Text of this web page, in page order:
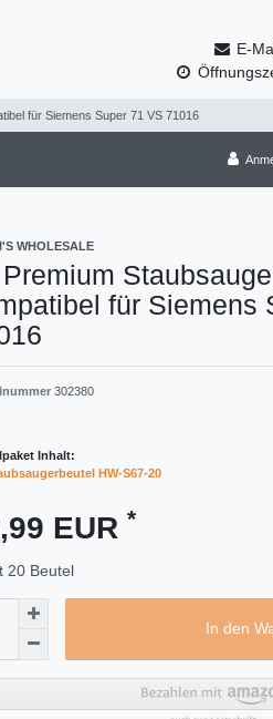
E-
für Siemens Super 71 VS 71016
WHOLESALE
für Siemens
302380
Inhalt:
HW-S67-20
EUR *
20 Beutel
In den